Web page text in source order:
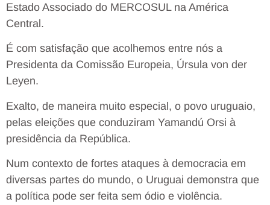
Estado Associado do MERCOSUL na América
Central.
É com satisfação que acolhemos entre nós a
Presidenta da Comissão Europeia, Úrsula von der
Leyen.
Exalto, de maneira muito especial, o povo uruguaio,
pelas eleições que conduziram Yamandú Orsi à
presidência da República.
Num contexto de fortes ataques à democracia em
diversas partes do mundo, o Uruguai demonstra que
a política pode ser feita sem ódio e violência.